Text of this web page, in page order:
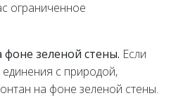
ограниченное
зеленой стены. Если
с природой,
на фоне зеленой стены.